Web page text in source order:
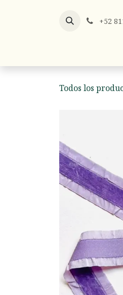
+52
Todos los